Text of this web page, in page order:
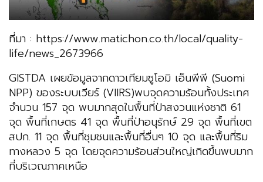
ที่มา : https://www.matichon.co.th/local/quality-
life/news_2673966
GISTDA เผยข้อมูลจากดาวเทียมซูโอมิ เอ็นพีพี (Suomi
NPP) ของระบบเวียร์ (VIIRS)พบจุดความร้อนทั้งประเทศ
จำนวน 157 จุด พบมากสุดในพื้นที่ป่าสงวนแห่งชาติ 61
จุด พื้นที่เกษตร 41 จุด พื้นที่ป่าอนุรักษ์ 29 จุด พื้นที่เขต
สปก. 11 จุด พื้นที่ชุมชนและพื้นที่อื่นๆ 10 จุด และพื้นที่ริม
ทางหลวง 5 จุด โดยจุดความร้อนส่วนใหญ่เกิดขึ้นพบมาก
ที่บริเวณภาคเหนือ